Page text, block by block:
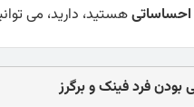
احساساتیهستید، دارید، می
فرد فینک و برگرز